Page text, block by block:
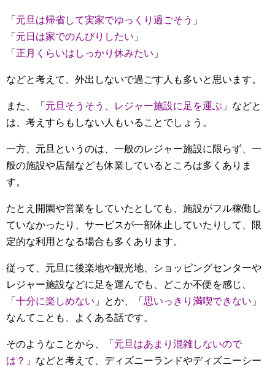
「 元旦は帰省して実家でゆっくり過ごそう 」
「 元日は家でのんびりしたい 」
「 正月くらいはしっかり休みたい 」
などと考えて、外出しないで過ごす人も多いと思います。
また、「 元旦そうそう、レジャー施設に足を運ぶ 」などと
は、考えすらもしない人もいることでしょう。
一方、元旦というのは、一般のレジャー施設に限らず、一
般の施設や店舗なども休業しているところは多くありま
す。
たとえ開園や営業をしていたとしても、施設がフル稼働し
ていなかったり、サービスが一部休止していたりして、限
定的な利用となる場合も多くあります。
従って、元旦に後楽地や観光地、ショッピングセンターや
レジャー施設などに足を運んでも、どこか不便を感じ、
「 十分に楽しめない 」とか、「 思いっきり満喫できない 」
なんてことも、よくある話です。
そのようなことから、「 元旦はあまり混雑しないので
は？ 」などと考えて、ディズニーランドやディズニーシー